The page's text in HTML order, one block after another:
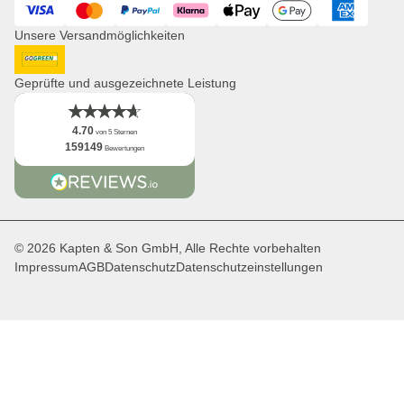
Kooperationsanfragen
Distribution & B2B
Newsletter
App
Visa Mastercard PayPal Klarna ApplePay GooglePay American
Unsere Versandmöglichkeiten
DHL GoGreen
Geprüfte und ausgezeichnete Leistung
4.70 von 5 Sternen
159149 Bewertungen
© 2026 Kapten & Son GmbH, Alle Rechte vorbehalten
ImpressumAGBDatenschutzDatenschutzeinstellungen